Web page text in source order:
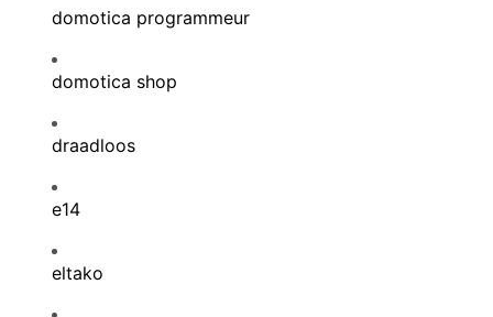
domotica programmeur
domotica shop
draadloos
e14
eltako